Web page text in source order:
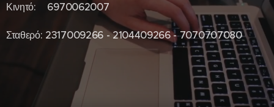
Κινητό: 6970062007
Σταθερό: 2317009266 - 2104409266 - 7070707080